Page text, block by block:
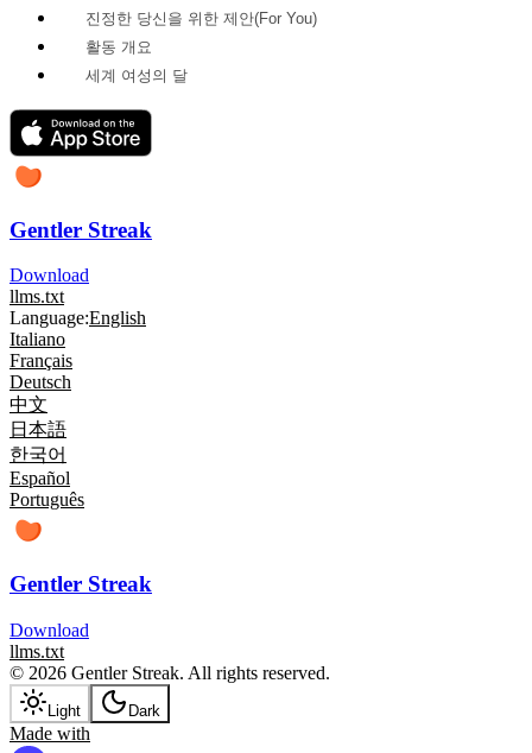
진정한 당신을 위한 제안(For You)
활동 개요
세계 여성의 달
Gentler Streak
Download
llms.txt
Language:English
Italiano
Français
Deutsch
中文
日本語
한국어
Español
Português
Gentler Streak
Download
llms.txt
© 2026 Gentler Streak. All rights reserved.
Light Dark
Made with